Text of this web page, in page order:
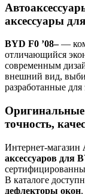
аксессуары
BYD F0 ’08–—
отличающийся
современным
внешний вид,
разработанные
точность,
Интернет-магазин
аксессуаров для
В каталоге
дефлекторы окон,